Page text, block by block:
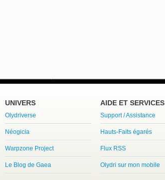
UNIVERS
Olydriverse
Néogicia
Warpzone Project
Le Blog de Gaea
AIDE ET SERVICES
Support / Assistance
Hauts-Faits égarés
Flux RSS
Olydri sur mon mobile